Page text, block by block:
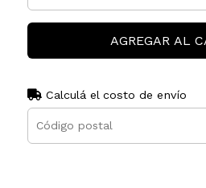
AGREGAR AL
Calculá el costo de envío